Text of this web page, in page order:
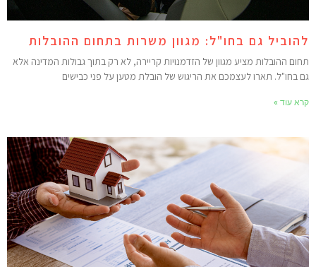
גם בחו"ל: מגוון משרות בתחום ההובלות
ההובלות מציע מגוון של הזדמנויות קריירה, לא רק בתוך גבולות המדינה אלא
בחו"ל. תארו לעצמכם את הריגוש של הובלת מטען על פני כבישים
עוד »